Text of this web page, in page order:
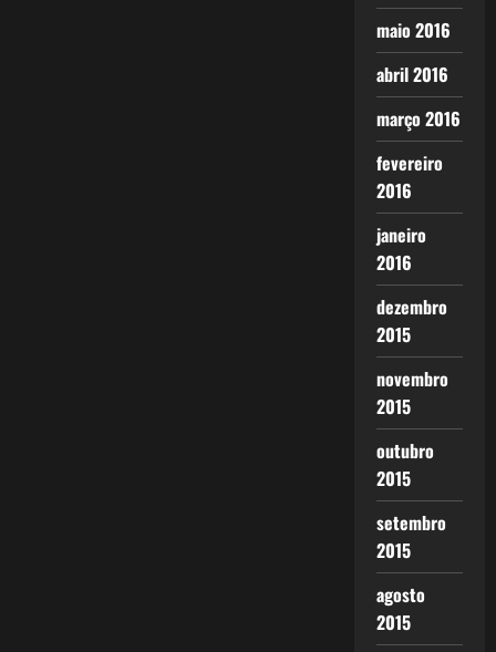
maio 2016
abril 2016
março 2016
fevereiro
2016
janeiro
2016
dezembro
2015
novembro
2015
outubro
2015
setembro
2015
agosto
2015